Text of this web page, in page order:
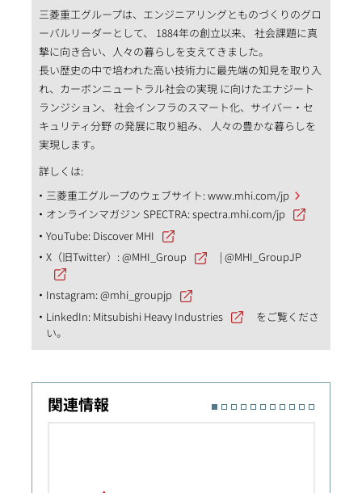
三菱重工グループは、エンジニアリングとものづくりのグロ
ーバルリーダーとして、 1884年の創立以来、 社会課題に真
摯に向き合い、人々の暮らしを支えてきました。
長い歴史の中で培われた高い技術力に最先端の知見を取り入
れ、カーボンニュートラル社会の実現 に向けたエナジート
ランジション、 社会インフラのスマート化、サイバー・セ
キュリティ分野 の発展に取り組み、 人々の豊かな暮らしを
実現します。
詳しくは:
三菱重工グループのウェブサイト:www.mhi.com/jp
オンラインマガジン SPECTRA:spectra.mhi.com/jp
YouTube: Discover MHI
X（旧Twitter）:@MHI_Group |@MHI_GroupJP
Instagram:@mhi_groupjp
LinkedIn: Mitsubishi Heavy Industries
をご覧くださ
い。
関連情報